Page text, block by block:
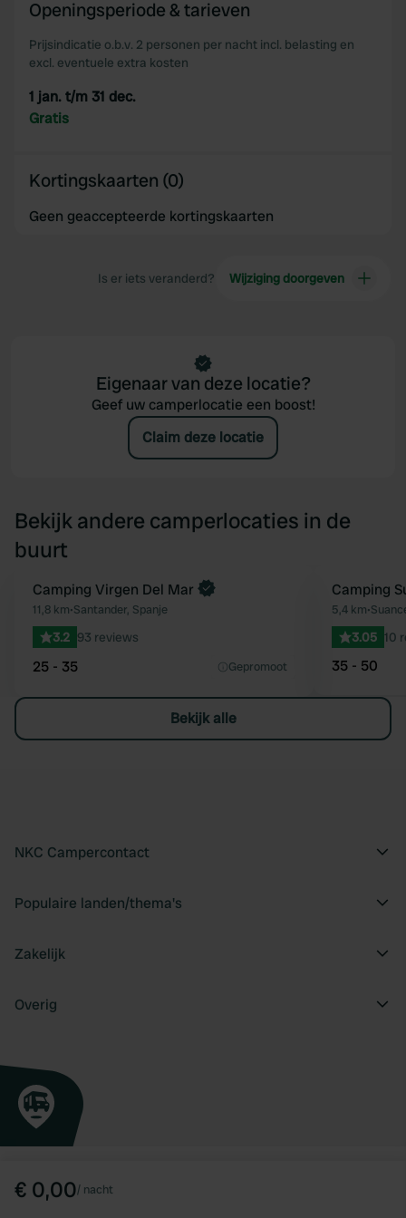
We also share information about your use of our site with
may combine it with other information that you’ve
provided to them or that they’ve collected from your use
of their services.
€ 0,00/ nacht
Openingsperiode & tarieven
Prijsindicatie o.b.v. 2 personen per nacht incl. belasting en
excl. eventuele extra kosten
1 jan. t/m 31 dec.
Gratis
Kortingskaarten (0)
Geen geaccepteerde kortingskaarten
Is er iets veranderd? Wijziging doorgeven
Eigenaar van deze locatie?
Geef uw camperlocatie een boost!
Claim deze locatie
Bekijk andere camperlocaties in de
buurt
Favoriet
Boek direct
Camping Virgen Del Mar
11,8 km•Santander, Spanje
3.2 93 reviews
25 - 35 Gepromoot
Camping
5,4 km•
3.05 10
35 - 50
Bekijk alle
NKC Campercontact
Populaire landen/thema's
Zakelijk
Overig